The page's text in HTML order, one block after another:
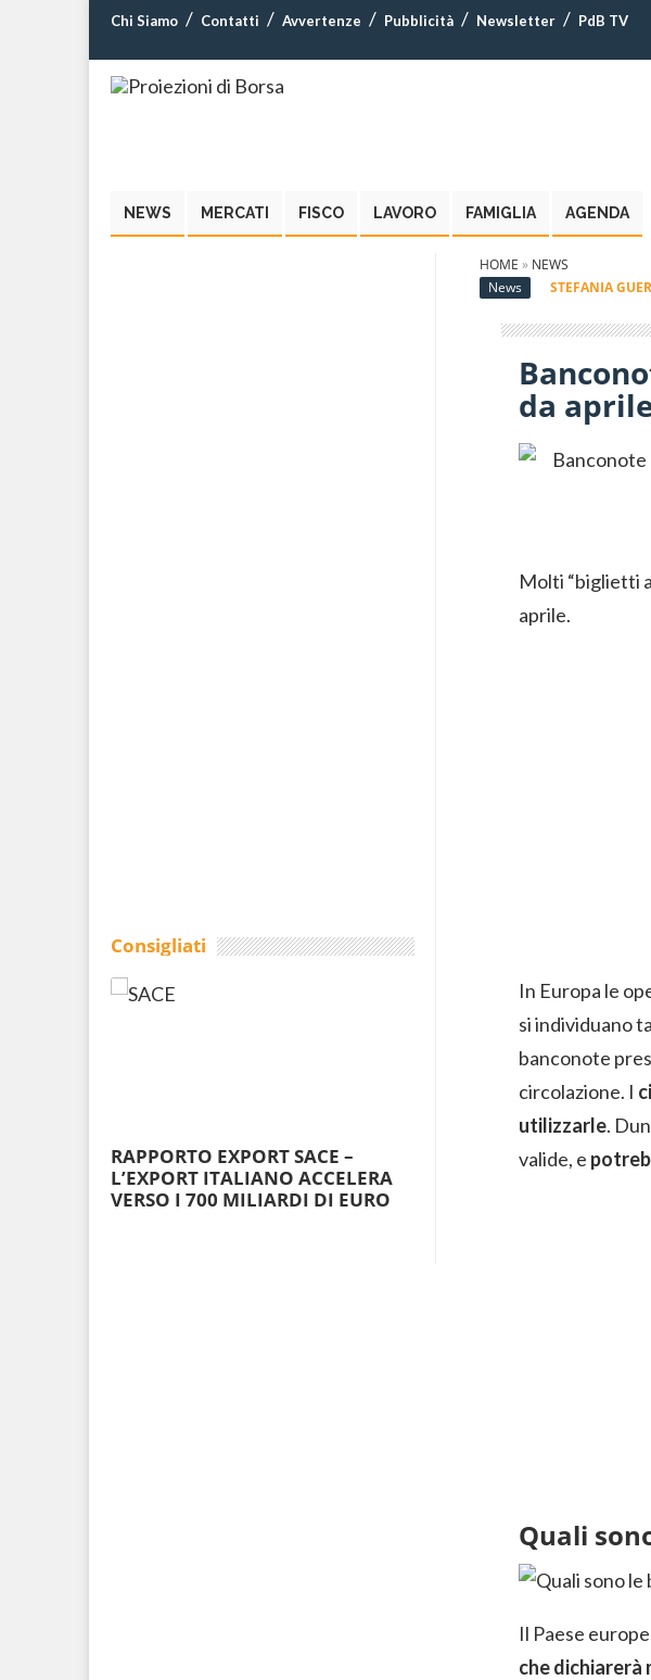
Chi Siamo Contatti Avvertenze Pubblicità Newsletter PdB TV
NEWS MERCATI FISCO LAVORO FAMIGLIA AGENDA
HOME » NEWS
News
STEFANIA
da
Molti “biglietti
aprile.
In Europa le
si individuano
banconote
circolazione. I
utilizzarle.
valide, e
Quali
Il Paese
che dichiarerà
Consigliati
RAPPORTO EXPORT SACE –
L’EXPORT ITALIANO ACCELERA
VERSO I 700 MILIARDI DI EURO